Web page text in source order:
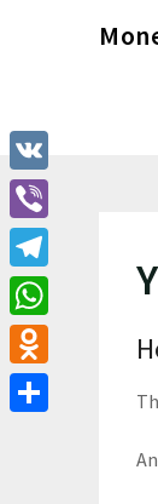
VK
Viber
Telegram
WhatsApp
Odnoklassniki